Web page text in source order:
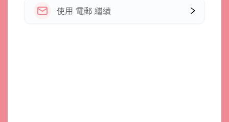
使用 電郵 繼續